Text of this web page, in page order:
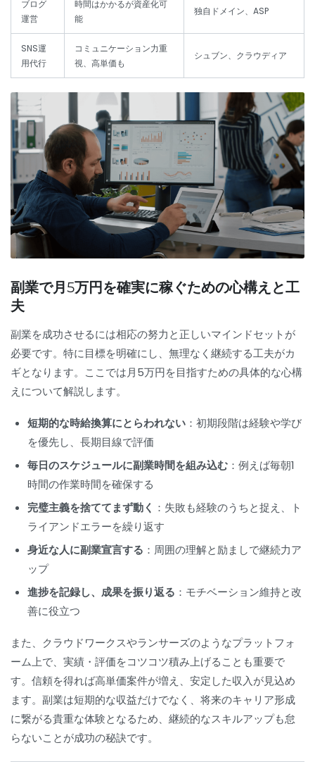
ブログ
運営
時間はかかるが資産化可
能
独自ドメイン、ASP
SNS運
用代行
コミュニケーション力重
視、高単価も
シュブン、クラウディア
副業で月5万円を確実に稼ぐための心構えと工
夫
副業を成功させるには相応の努力と正しいマインドセットが
必要です。特に目標を明確にし、無理なく継続する工夫がカ
ギとなります。ここでは月5万円を目指すための具体的な心構
えについて解説します。
短期的な時給換算にとらわれない ：初期段階は経験や学び
を優先し、長期目線で評価
毎日のスケジュールに副業時間を組み込む ：例えば毎朝1
時間の作業時間を確保する
完璧主義を捨ててまず動く ：失敗も経験のうちと捉え、ト
ライアンドエラーを繰り返す
身近な人に副業宣言する ：周囲の理解と励ましで継続力ア
ップ
進捗を記録し、成果を振り返る ：モチベーション維持と改
善に役立つ
また、クラウドワークスやランサーズのようなプラットフォ
ーム上で、実績・評価をコツコツ積み上げることも重要で
す。信頼を得れば高単価案件が増え、安定した収入が見込め
ます。副業は短期的な収益だけでなく、将来のキャリア形成
に繋がる貴重な体験となるため、継続的なスキルアップも怠
らないことが成功の秘訣です。